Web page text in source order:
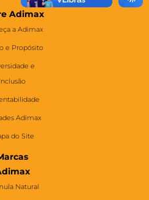
Adimax
a Adimax
e Propósito
e
Inclusão
Adimax
do Site
Natural